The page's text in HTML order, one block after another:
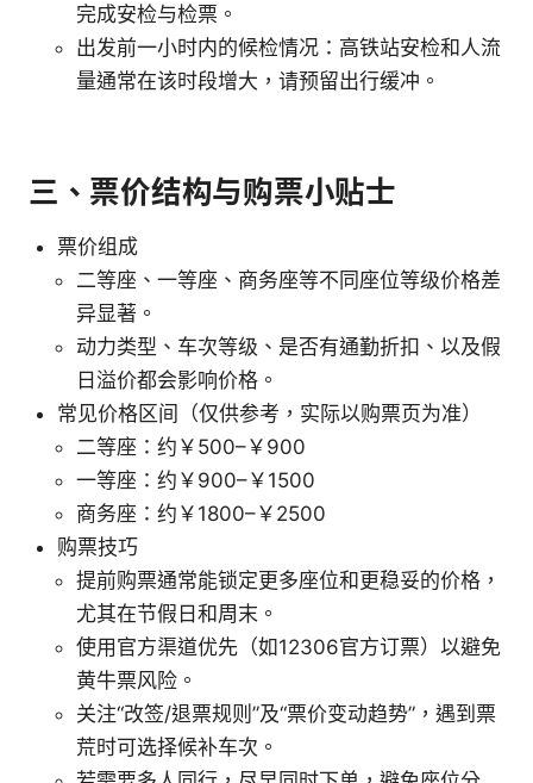
完成安检与检票。
出发前一小时内的候检情况：高铁站安检和人流
量通常在该时段增大，请预留出行缓冲。
三、票价结构与购票小贴士
票价组成
二等座、一等座、商务座等不同座位等级价格差
异显著。
动力类型、车次等级、是否有通勤折扣、以及假
日溢价都会影响价格。
常见价格区间（仅供参考，实际以购票页为准）
二等座：约￥500–￥900
一等座：约￥900–￥1500
商务座：约￥1800–￥2500
购票技巧
提前购票通常能锁定更多座位和更稳妥的价格，
尤其在节假日和周末。
使用官方渠道优先（如12306官方订票）以避免
黄牛票风险。
关注“改签/退票规则”及“票价变动趋势”，遇到票
荒时可选择候补车次。